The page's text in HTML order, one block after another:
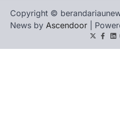
Copyright ©
News by Ascendoor |